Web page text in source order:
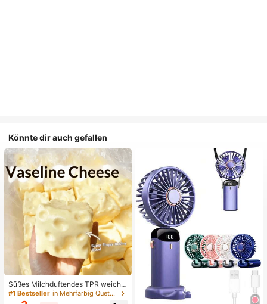
Könnte dir auch gefallen
Süßes Milchduftendes TPR weiche
s quetschbares Dumpling-förmiges
Stressabbau-Spielzeug, 5cm niedli
#1 Bestseller in Mehrfarbig Quetschspielzeug für Teenager